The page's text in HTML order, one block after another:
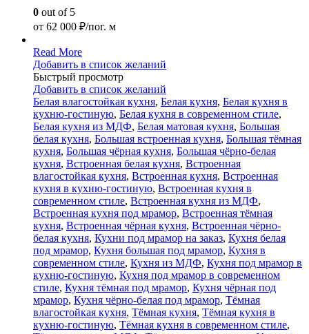
0 out of 5
от 62 000 ₽/пог. м
Read More
Добавить в список желаний
Быстрый просмотр
Добавить в список желаний
Белая влагостойкая кухня, Белая кухня, Белая кухня в
кухню-гостиную, Белая кухня в современном стиле,
Белая кухня из МДФ, Белая матовая кухня, Большая
белая кухня, Большая встроенная кухня, Большая тёмная
кухня, Большая чёрная кухня, Большая чёрно-белая
кухня, Встроенная белая кухня, Встроенная
влагостойкая кухня, Встроенная кухня, Встроенная
кухня в кухню-гостиную, Встроенная кухня в
современном стиле, Встроенная кухня из МДФ,
Встроенная кухня под мрамор, Встроенная тёмная
кухня, Встроенная чёрная кухня, Встроенная чёрно-
белая кухня, Кухни под мрамор на заказ, Кухня белая
под мрамор, Кухня большая под мрамор, Кухня в
современном стиле, Кухня из МДФ, Кухня под мрамор в
кухню-гостиную, Кухня под мрамор в современном
стиле, Кухня тёмная под мрамор, Кухня чёрная под
мрамор, Кухня чёрно-белая под мрамор, Тёмная
влагостойкая кухня, Тёмная кухня, Тёмная кухня в
кухню-гостиную, Тёмная кухня в современном стиле,